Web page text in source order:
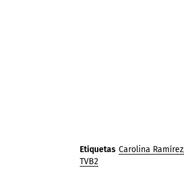
Etiquetas Carolina Ramírez
TVB2